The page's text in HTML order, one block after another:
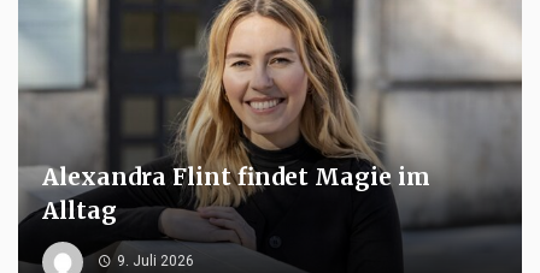
Alexandra Flint findet Magie im
Alltag
9. Juli 2026